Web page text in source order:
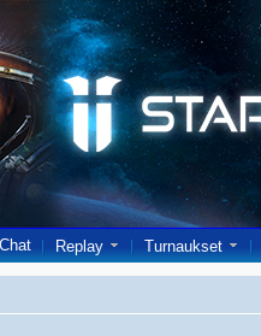
Chat Replay Turnaukset